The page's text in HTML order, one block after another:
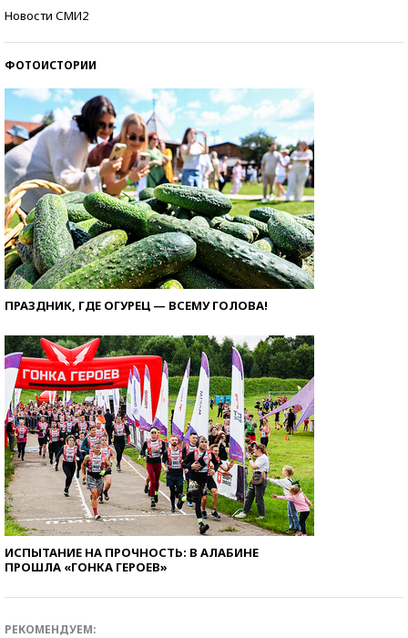
Новости СМИ2
ФОТОИСТОРИИ
ПРАЗДНИК, ГДЕ ОГУРЕЦ — ВСЕМУ ГОЛОВА!
ИСПЫТАНИЕ НА ПРОЧНОСТЬ: В АЛАБИНЕ
ПРОШЛА «ГОНКА ГЕРОЕВ»
РЕКОМЕНДУЕМ: